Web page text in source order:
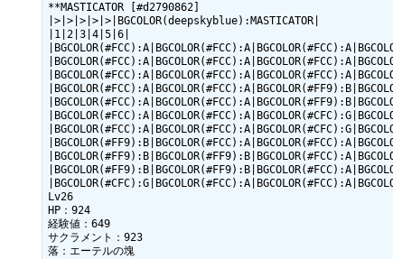
**MASTICATOR [#d2790862]
|>|>|>|>|>|BGCOLOR(deepskyblue):MASTICATOR|
|1|2|3|4|5|6|
Lv26
HP：924
経験値：649
サクラメント：923
落：エーテルの塊